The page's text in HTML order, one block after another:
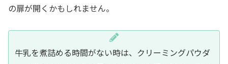
の扉が開くかもしれません。
牛乳を煮詰める時間がない時は、クリーミングパウダ